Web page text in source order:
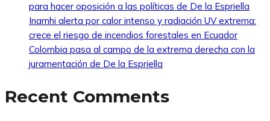
para hacer oposición a las políticas de De la Espriella
Inamhi alerta por calor intenso y radiación UV extrema:
crece el riesgo de incendios forestales en Ecuador
Colombia pasa al campo de la extrema derecha con la
juramentación de De la Espriella
Recent Comments